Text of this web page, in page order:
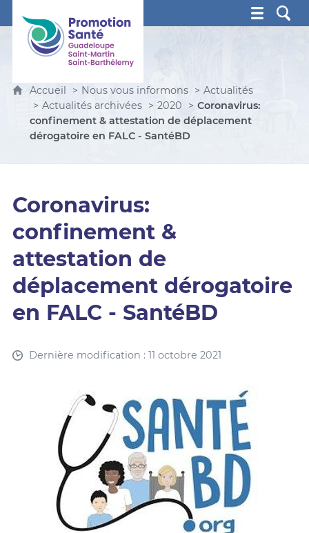
Promotion Santé Guadeloupe, Saint-Martin, Saint
Accueil Nous vous informons
Actualités
Actualités archivées
2020
Coronavirus:
confinement & attestation de déplacement
dérogatoire en FALC - SantéBD
Coronavirus:
confinement &
attestation de
déplacement dérogatoire
en FALC - SantéBD
Dernière modification : 11 octobre 2021